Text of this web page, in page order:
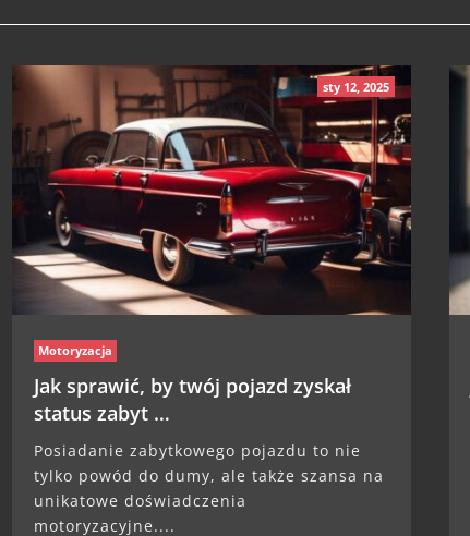
sty 12, 2025
Motoryzacja
Jak sprawić, by twój pojazd zyskał
status zabyt …
Posiadanie zabytkowego pojazdu to nie
tylko powód do dumy, ale także szansa na
unikatowe doświadczenia
motoryzacyjne....